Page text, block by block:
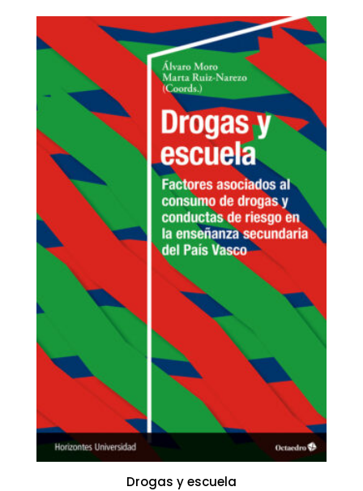
Drogas y escuela